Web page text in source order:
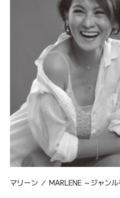
マリーン ／ MARLENE ～ジャン